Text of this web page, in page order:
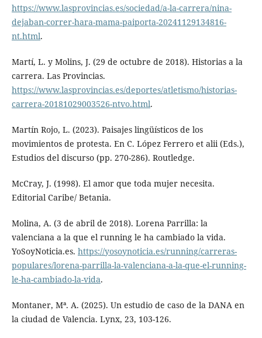
https://www.lasprovincias.es/sociedad/a-la-carrera/nina-
dejaban-correr-hara-mama-paiporta-20241129134816-
nt.html.
Martí, L. y Molins, J. (29 de octubre de 2018). Historias a la
carrera. Las Provincias.
https://www.lasprovincias.es/deportes/atletismo/historias-
carrera-20181029003526-ntvo.html.
Martín Rojo, L. (2023). Paisajes lingüísticos de los
movimientos de protesta. En C. López Ferrero et alii (Eds.),
Estudios del discurso (pp. 270-286). Routledge.
McCray, J. (1998). El amor que toda mujer necesita.
Editorial Caribe/ Betania.
Molina, A. (3 de abril de 2018). Lorena Parrilla: la
valenciana a la que el running le ha cambiado la vida.
YoSoyNoticia.es. https://yosoynoticia.es/running/carreras-
populares/lorena-parrilla-la-valenciana-a-la-que-el-running-
le-ha-cambiado-la-vida.
Montaner, Mª. A. (2025). Un estudio de caso de la DANA en
la ciudad de Valencia. Lynx, 23, 103-126.